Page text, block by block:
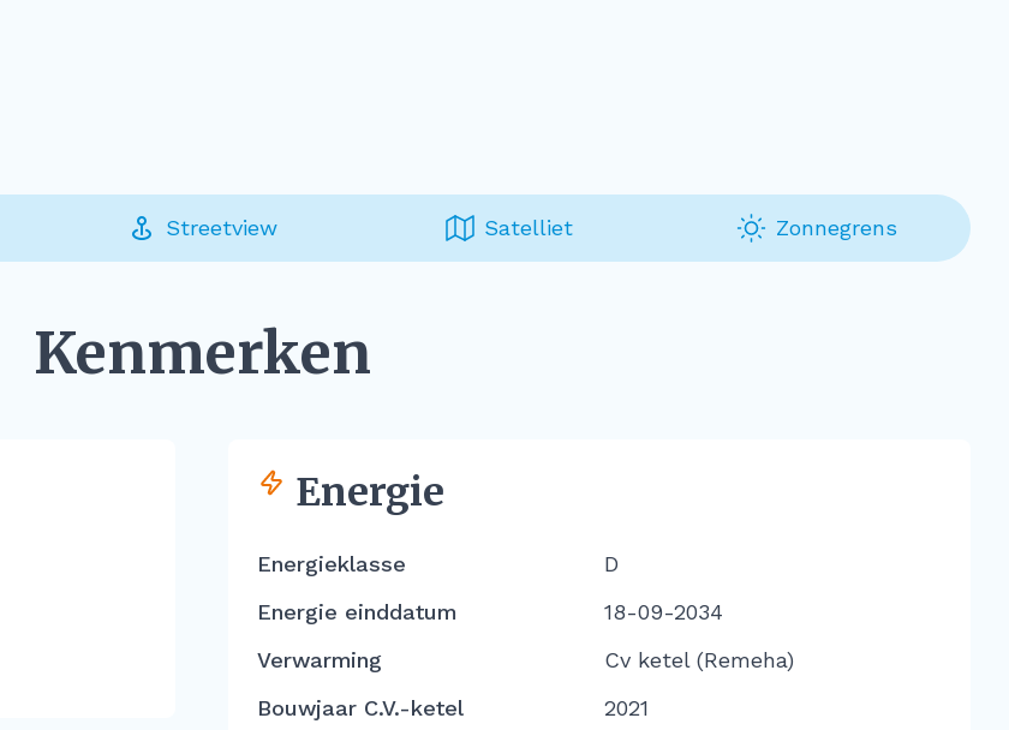
Streetview Satelliet Zonnegrens
Kenmerken
Energie
Energieklasse
D
Energie einddatum
18-09-2034
Verwarming
Cv ketel (Remeha)
Bouwjaar C.V.-ketel
2021